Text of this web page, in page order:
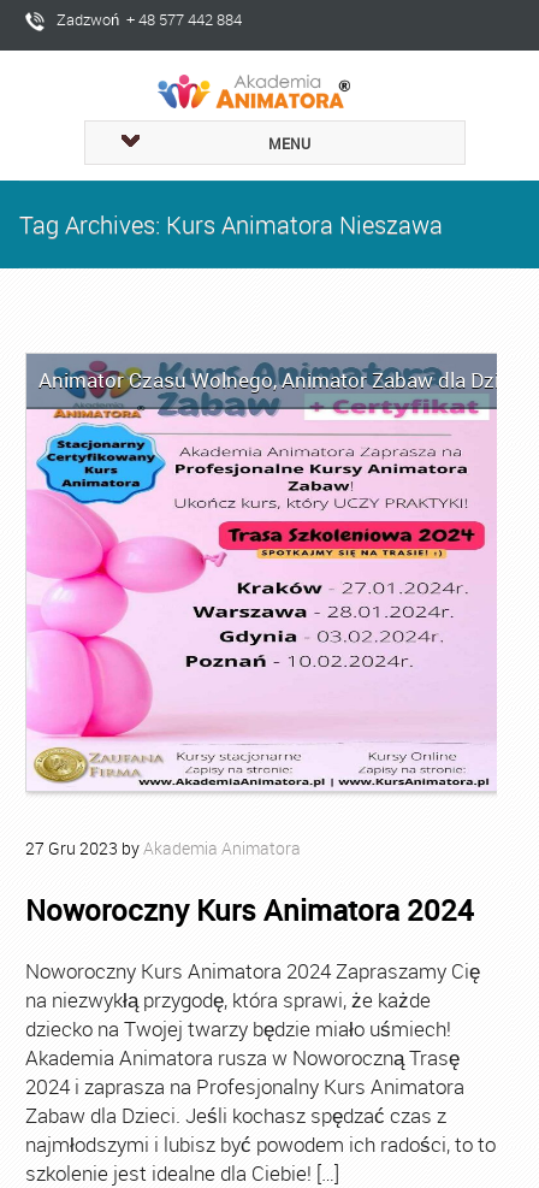
Zadzwoń + 48 577 442 884
MENU
Tag Archives: Kurs Animatora Nieszawa
Animator Czasu Wolnego,Animator Zabaw dla Dzieci
27 Gru 2023 byAkademia Animatora
Noworoczny Kurs Animatora 2024
Noworoczny Kurs Animatora 2024 Zapraszamy Cię
na niezwykłą przygodę, która sprawi, że każde
dziecko na Twojej twarzy będzie miało uśmiech!
Akademia Animatora rusza w Noworoczną Trasę
2024 i zaprasza na Profesjonalny Kurs Animatora
Zabaw dla Dzieci. Jeśli kochasz spędzać czas z
najmłodszymi i lubisz być powodem ich radości, to to
szkolenie jest idealne dla Ciebie! […]